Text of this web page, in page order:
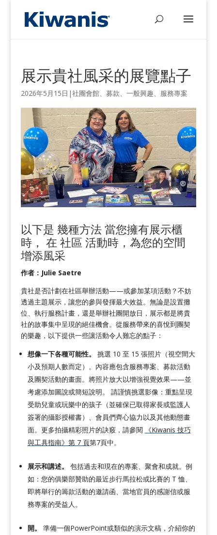
展示貴社風采的展覽點子
2026年5月15日 |社團會館、 募款、 一般興趣、 服務專案
以下是 幾種方法當您擁有展示櫃
時， 在 社區 活動時，為您的空間
增添風采
作者：Julie Saetre
貴社是否計劃在社區舉辦活動——或參加某項活動？不妨
透過主題展示，讓您的參與發揮最大效益。無論是設置攤
位、執行服務計畫，還是舉辦社團開放日，展示都是將貴
社的故事集中呈現的絕佳機會。從服務帶來的喜悅到團契
的樂趣，以下提供一些讓活動令人難忘的點子：
想像一下各種可能性。
挑選 10 至 15 張照片（視空間大
小及預期人數而定）。內容應包含服務專案、募款活動
及團契活動的畫面。將照片放大以增強視覺效果——並
考慮添加圖說或簡短說明。 請謹慎挑選影像：重點呈現
受助兒童或玩樂中的孩子（並確保已取得家長或監護人
簽署的攝影授權書）、會員們齊心協力以及其他動態畫
面。更多拍攝精彩照片的訣竅，請參閱
《Kiwanis 技巧
與工具指南》第 7 頁第7頁中。
展示和講述。
包括過去和現在的專案、聚會和成就。例
如：您的俱樂部贊助的最近步行馬拉松或比賽的 T 恤、
即將舉行的籌款活動的邀請函、當地官員的感謝信或服
務專案的受益人。
開。
準備一個PowerPoint或類似的演示文稿，介紹你的